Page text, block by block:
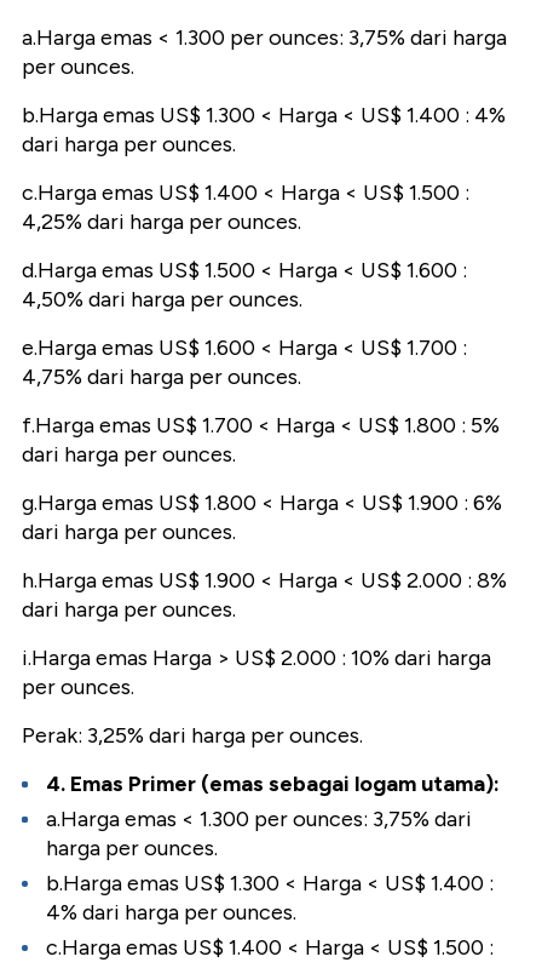
a.Harga emas < 1.300 per ounces: 3,75% dari harga
per ounces.
b.Harga emas US$ 1.300 < Harga < US$ 1.400 : 4%
dari harga per ounces.
c.Harga emas US$ 1.400 < Harga < US$ 1.500 :
4,25% dari harga per ounces.
d.Harga emas US$ 1.500 < Harga < US$ 1.600 :
4,50% dari harga per ounces.
e.Harga emas US$ 1.600 < Harga < US$ 1.700 :
4,75% dari harga per ounces.
f.Harga emas US$ 1.700 < Harga < US$ 1.800 : 5%
dari harga per ounces.
g.Harga emas US$ 1.800 < Harga < US$ 1.900 : 6%
dari harga per ounces.
h.Harga emas US$ 1.900 < Harga < US$ 2.000 : 8%
dari harga per ounces.
i.Harga emas Harga > US$ 2.000 : 10% dari harga
per ounces.
Perak: 3,25% dari harga per ounces.
4. Emas Primer (emas sebagai logam utama):
a.Harga emas < 1.300 per ounces: 3,75% dari
harga per ounces.
b.Harga emas US$ 1.300 < Harga < US$ 1.400 :
4% dari harga per ounces.
c.Harga emas US$ 1.400 < Harga < US$ 1.500 :